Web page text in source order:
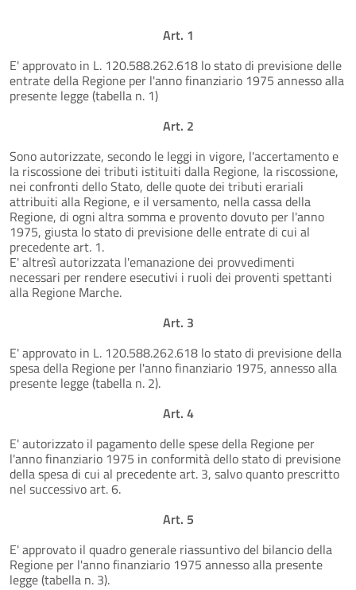
Art. 1
E' approvato in L. 120.588.262.618 lo stato di previsione delle
entrate della Regione per l'anno finanziario 1975 annesso alla
presente legge (tabella n. 1)
Art. 2
Sono autorizzate, secondo le leggi in vigore, l'accertamento e
la riscossione dei tributi istituiti dalla Regione, la riscossione,
nei confronti dello Stato, delle quote dei tributi erariali
attribuiti alla Regione, e il versamento, nella cassa della
Regione, di ogni altra somma e provento dovuto per l'anno
1975, giusta lo stato di previsione delle entrate di cui al
precedente art. 1.
E' altresì autorizzata l'emanazione dei provvedimenti
necessari per rendere esecutivi i ruoli dei proventi spettanti
alla Regione Marche.
Art. 3
E' approvato in L. 120.588.262.618 lo stato di previsione della
spesa della Regione per l'anno finanziario 1975, annesso alla
presente legge (tabella n. 2).
Art. 4
E' autorizzato il pagamento delle spese della Regione per
l'anno finanziario 1975 in conformità dello stato di previsione
della spesa di cui al precedente art. 3, salvo quanto prescritto
nel successivo art. 6.
Art. 5
E' approvato il quadro generale riassuntivo del bilancio della
Regione per l'anno finanziario 1975 annesso alla presente
legge (tabella n. 3).